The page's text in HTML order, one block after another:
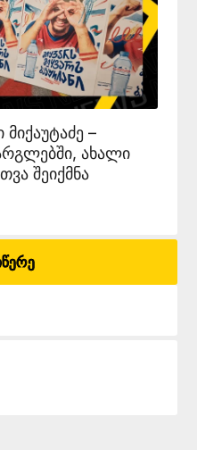
მიქაუტაძე –
ახალი
შეიქმნა